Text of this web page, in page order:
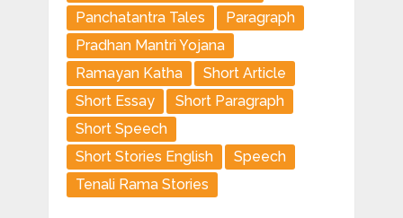
Panchatantra Tales
Paragraph
Pradhan Mantri Yojana
Ramayan Katha
Short Article
Short Essay
Short Paragraph
Short Speech
Short Stories English
Speech
Tenali Rama Stories